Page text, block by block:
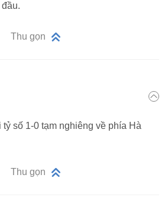
Thu gọn
số 1-0 tạm nghiêng về phía Hà
Thu gọn